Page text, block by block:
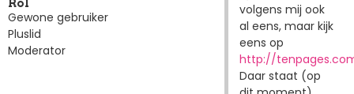
Rol
Gewone gebruiker
Pluslid
Moderator
volgens mij ook
al eens, maar kijk
eens op
http://
Daar staat (op